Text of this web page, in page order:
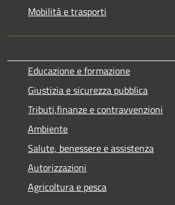
Mobilità e trasporti
Educazione e formazione
Giustizia e sicurezza pubblica
Tributi,finanze e contravvenzioni
Ambiente
Salute, benessere e assistenza
Autorizzazioni
Agricoltura e pesca